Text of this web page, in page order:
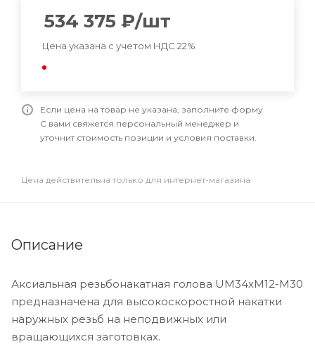
534 375 ₽/шт
Цена указана с учетом НДС 22%
Если цена на товар не указана, заполните форму
С вами свяжется персональный менеджер и
уточнит стоимость позиции и условия поставки.
Цена действительна только для интернет-магазина
Описание
Аксиальная резьбонакатная голова UM34xM12-M30
предназначена для высокоскоростной накатки
наружных резьб на неподвижных или
вращающихся заготовках.